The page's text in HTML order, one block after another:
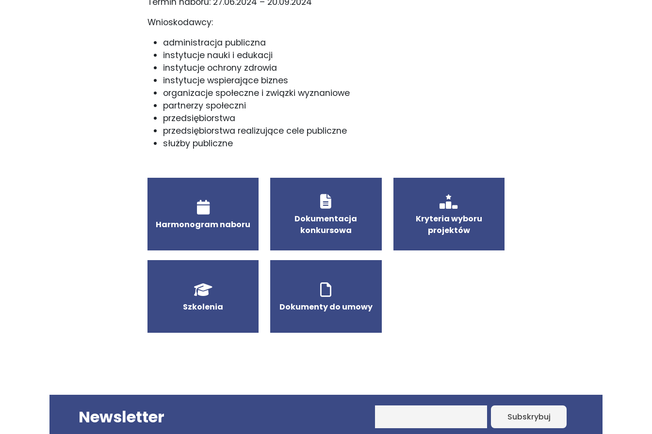
Wnioskodawcy:
administracja publiczna
instytucje nauki i edukacji
instytucje ochrony zdrowia
instytucje wspierające biznes
organizacje społeczne i związki wyznaniowe
partnerzy społeczni
przedsiębiorstwa
przedsiębiorstwa realizujące cele publiczne
służby publiczne
Harmonogram naboru
Dokumentacja
konkursowa
Kryteria wyboru
projektów
Szkolenia Dokumenty do umowy
Newsletter